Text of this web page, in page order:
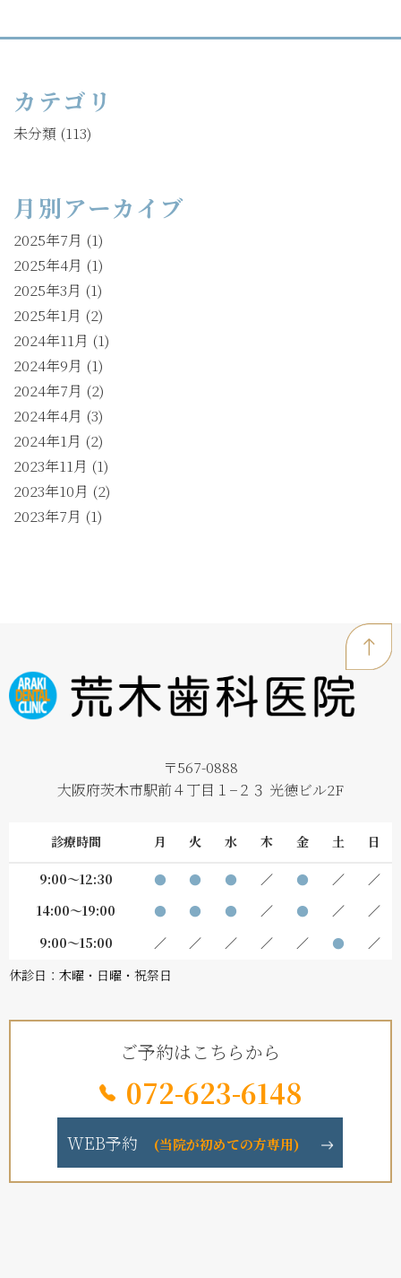
カテゴリ
未分類 (113)
月別アーカイブ
2025年7月 (1)
2025年4月 (1)
2025年3月 (1)
2025年1月 (2)
2024年11月 (1)
2024年9月 (1)
2024年7月 (2)
2024年4月 (3)
2024年1月 (2)
2023年11月 (1)
2023年10月 (2)
2023年7月 (1)
〒567-0888
大阪府茨木市駅前４丁目１−２３ 光徳ビル2F
診療時間 月 火 水 木 金 土 日
9:00～12:30 ● ● ● ／ ● ／
／
14:00～19:00
● ● ● ／ ● ／
／
9:00～15:00
／ ／ ／ ／ ／ ●
／
休診日：木曜・日曜・祝祭日
ご予約はこちらから
072-623-6148
WEB予約 (当院が初めての方専用)